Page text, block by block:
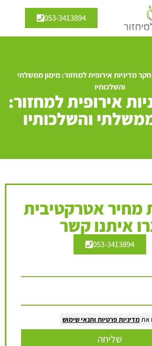
053-3413894
חקר מדיניות אירופית למחזור: מימון ממשלתי
והשלכותיו
אירופית למחזור:
והשלכותיו
מחיר אטרקטיבית
איתנו קשר
053-3413894
את מדיניות פרטיות ותנאי שימוש
שליחה